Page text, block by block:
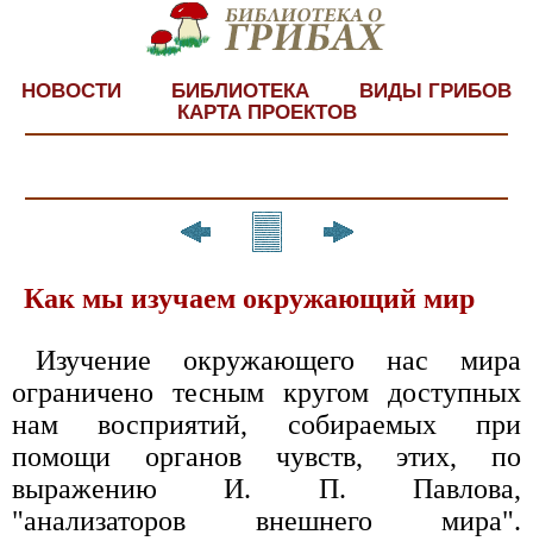
НОВОСТИ БИБЛИОТЕКА
ВИДЫ ГРИБОВ
КАРТА ПРОЕКТОВ
Как мы изучаем окружающий мир
Изучение окружающего нас мира
ограничено тесным кругом доступных
нам восприятий, собираемых при
помощи органов чувств, этих, по
выражению И. П. Павлова,
"анализаторов внешнего мира".